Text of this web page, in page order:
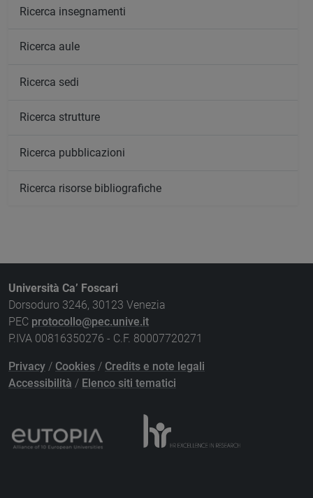
Ricerca insegnamenti
Ricerca aule
Ricerca sedi
Ricerca strutture
Ricerca pubblicazioni
Ricerca risorse bibliografiche
Università Ca’ Foscari
Dorsoduro 3246, 30123 Venezia
PEC protocollo@pec.unive.it
P.IVA 00816350276 - C.F. 80007720271
Privacy / Cookies / Credits e note legali
Accessibilità / Elenco siti tematici